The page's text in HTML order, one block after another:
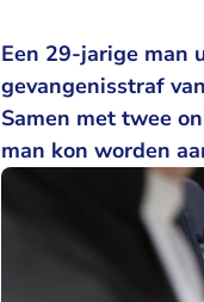
Een 29-jarige man
gevangenisstraf
Samen met twee
man kon worden